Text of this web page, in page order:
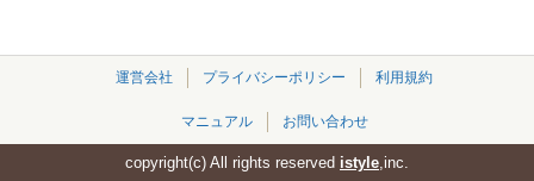
運営会社 プライバシーポリシー 利用規約
マニュアル お問い合わせ
copyright(c) All rights reserved istyle ,inc.